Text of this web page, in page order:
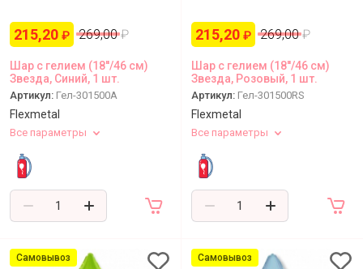
215,20 ₽ 269,00 ₽
Шар с гелием (18''/46 см)
Звезда, Синий, 1 шт.
Артикул: Гел-301500A
Flexmetal
Все параметры
215,20 ₽ 269,00 ₽
Шар с гелием (18''/46 см)
Звезда, Розовый, 1 шт.
Артикул: Гел-301500RS
Flexmetal
Все параметры
Самовывоз Самовывоз